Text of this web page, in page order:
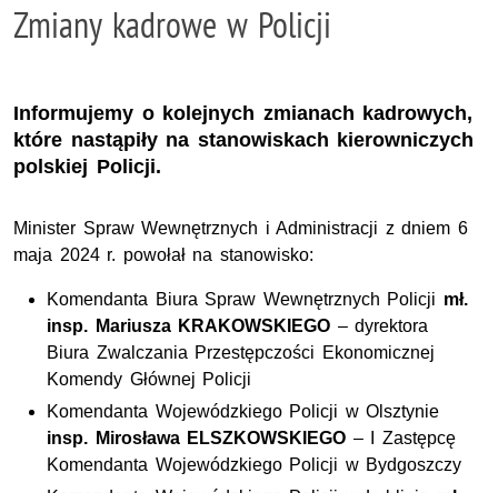
Zmiany kadrowe w Policji
Informujemy o kolejnych zmianach kadrowych,
które nastąpiły na stanowiskach kierowniczych
polskiej Policji.
Minister Spraw Wewnętrznych i Administracji z dniem 6
maja 2024 r. powołał na stanowisko:
Komendanta Biura Spraw Wewnętrznych Policji mł.
insp. Mariusza KRAKOWSKIEGO – dyrektora
Biura Zwalczania Przestępczości Ekonomicznej
Komendy Głównej Policji
Komendanta Wojewódzkiego Policji w Olsztynie
insp. Mirosława ELSZKOWSKIEGO – I Zastępcę
Komendanta Wojewódzkiego Policji w Bydgoszczy